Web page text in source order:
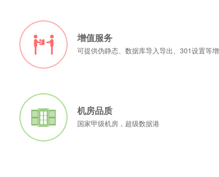
增值服务
可提供伪静态、数据库导入导出、301设置等
机房品质
国家甲级机房，超级数据港